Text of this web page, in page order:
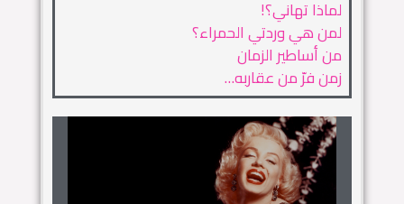
لماذا تهاني؟!
لمن هي وردتي الحمراء؟
من أساطير الزمان
زمن فرّ من عقاربه…